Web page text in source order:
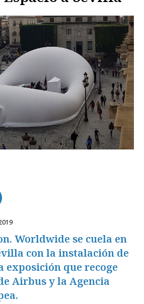
Worldwide se cuela en
con la instalación de
exposición que recoge
Airbus y la Agencia